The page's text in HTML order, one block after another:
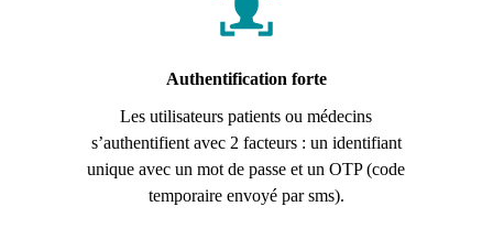
Authentification forte
Les utilisateurs patients ou médecins
s’authentifient avec 2 facteurs : un identifiant
unique avec un mot de passe et un OTP (code
temporaire envoyé par sms).